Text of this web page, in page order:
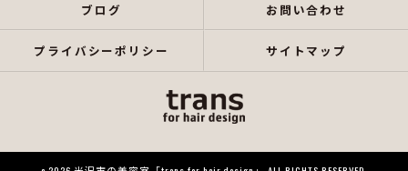
ブログ お問い合わせ
プライバシーポリシー サイトマップ